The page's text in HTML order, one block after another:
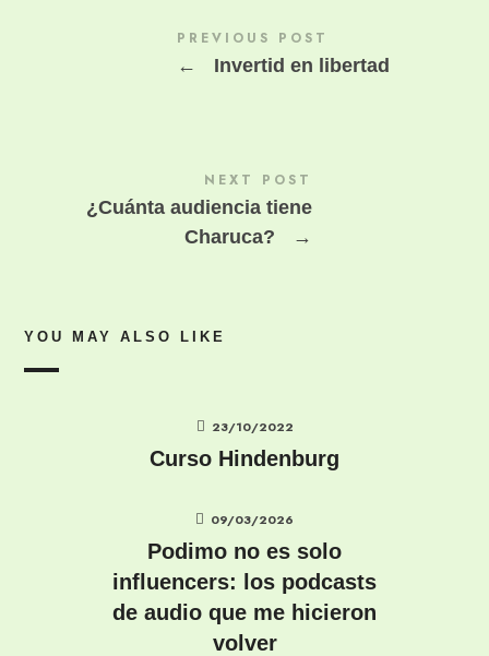
PREVIOUS POST
← Invertid en libertad
NEXT POST
¿Cuánta audiencia tiene
Charuca?
→
YOU MAY ALSO LIKE
23/10/2022
Curso Hindenburg
09/03/2026
Podimo no es solo
influencers: los podcasts
de audio que me hicieron
volver